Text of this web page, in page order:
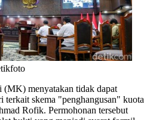
(MK) menyatakan tidak dapat
terkait skema "penghangusan" kuota
Rofik. Permohonan tersebut